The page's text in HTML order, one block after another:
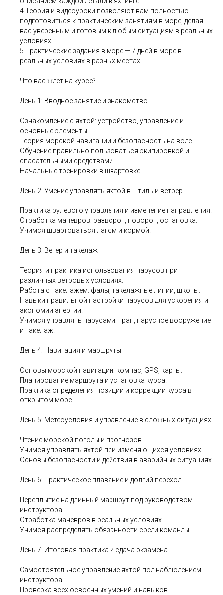
4.Теория и видеоуроки позволяют вам полностью
подготовиться к практическим занятиям в море, делая
вас уверенным и готовым к любым ситуациям в реальных
условиях.
5.Практические задания в море — 7 дней в море в
реальных условиях в разных местах!
Что вас ждет на курсе?
День 1: Вводное занятие и знакомство
Ознакомление с яхтой: устройство, управление и
основные элементы.
Теория морской навигации и безопасность на воде.
Обучение правильно пользоваться экипировкой и
спасательными средствами.
Начальные тренировки в швартовке.
День 2: Умение управлять яхтой в штиль и ветрер
Практика рулевого управления и изменение направления.
Отработка маневров: разворот, поворот, остановка.
Учимся швартоваться лагом и кормой.
День 3: Ветер и такелаж
Теория и практика использования парусов при
различных ветровых условиях.
Работа с такелажем: фалы, такелажные линии, шкоты.
Навыки правильной настройки парусов для ускорения и
экономии энергии.
Учимся управлять парусами: трап, парусное вооружение
и такелаж.
День 4: Навигация и маршруты
Основы морской навигации: компас, GPS, карты.
Планирование маршрута и установка курса.
Практика определения позиции и коррекции курса в
открытом море.
День 5: Метеоусловия и управление в сложных ситуациях
Чтение морской погоды и прогнозов.
Учимся управлять яхтой при изменяющихся условиях.
Основы безопасности и действия в аварийных ситуациях.
День 6: Практическое плавание и долгий переход
Переплытие на длинный маршрут под руководством
инструктора.
Отработка маневров в реальных условиях.
Учимся распределять обязанности среди команды.
День 7: Итоговая практика и сдача экзамена
Самостоятельное управление яхтой под наблюдением
инструктора.
Проверка всех освоенных умений и навыков.